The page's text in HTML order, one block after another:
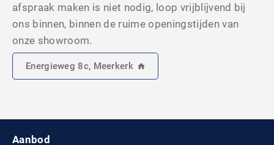
afspraak maken is niet nodig, loop vrijblijvend bij
ons binnen, binnen de ruime openingstijden van
onze showroom.
Energieweg 8c, Meerkerk
Aanbod